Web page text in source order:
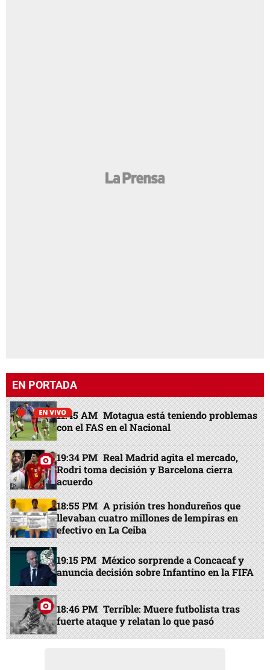
EN PORTADA
11:45 AM Motagua está teniendo problemas
con el FAS en el Nacional
19:34 PM Real Madrid agita el mercado,
Rodri toma decisión y Barcelona cierra
acuerdo
18:55 PM A prisión tres hondureños que
llevaban cuatro millones de lempiras en
efectivo en La Ceiba
19:15 PM México sorprende a Concacaf y
anuncia decisión sobre Infantino en la FIFA
18:46 PM Terrible: Muere futbolista tras
fuerte ataque y relatan lo que pasó